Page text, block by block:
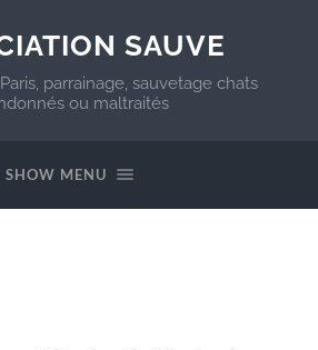
SAUVE
parrainage, sauvetage chats
ou maltraités
SHOW MENU